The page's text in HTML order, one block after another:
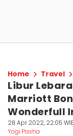
Home Travel
Libur
Marriott
Wonderfull
28 Apr 2022, 22:05
Yogi Pasha